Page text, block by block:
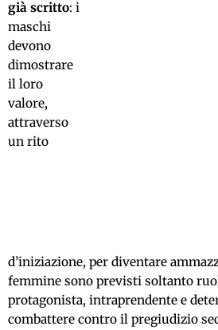
già scritto: i
maschi
devono
dimostrare
il loro
valore,
attraverso
un rito
d’iniziazione, per diventare
femmine sono previsti soltanto
protagonista, intraprendente e
combattere contro il pregiudizio